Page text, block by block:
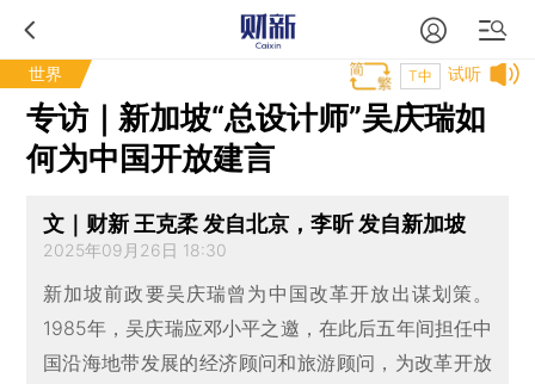
世界 试听
T中
专访｜新加坡“总设计师”吴庆瑞如
何为中国开放建言
文｜财新 王克柔 发自北京，李昕 发自新加坡
2025年09月26日 18:30
新加坡前政要吴庆瑞曾为中国改革开放出谋划策。
1985年，吴庆瑞应邓小平之邀，在此后五年间担任中
国沿海地带发展的经济顾问和旅游顾问，为改革开放